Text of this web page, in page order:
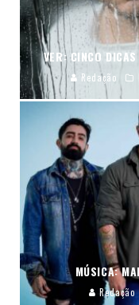
VER: CINCO
Redação
MÚSICA:
Redação